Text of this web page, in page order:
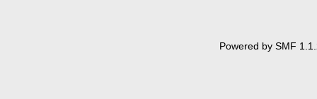
Powered by SMF